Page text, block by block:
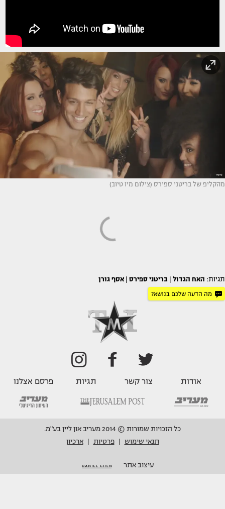
מהקליפ של בריטני ספירס (צילום מיו טיוב)
תגיות: האח הגדול בריטני ספירס אסף גורן
מה הדעה שלכם בנושא?
אודות צור קשר תגיות פרסם אצלנו
כל הזכויות שמורות © 2014 מעריב און ליין בע"מ.
תנאי שימוש
פרטיות ארכיון
עיצוב אתר